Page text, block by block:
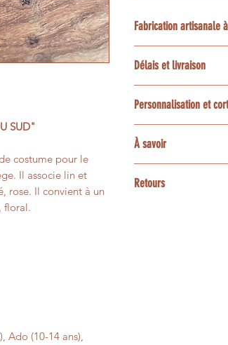
SUD"
costume pour le
Il associe lin et
rose. Il convient à un
floral.
Ado (10-14 ans),
Fabrication artisanale
la demande dans
Luberon en
création sur mesure
projet : choix du
demande
ensemble les
Délais et livraison
confection et
Une option express
contactez-moi
Personnalisation et
accessoires
enfant ou bébé,
bracelets, barrettes,
À savoir
écrans.
Retours